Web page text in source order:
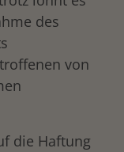
des
von
die Haftung